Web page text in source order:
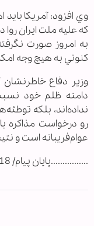
وي افزود: آمريکا
که عليه ملت ايران
به امروز صورت
کنوني به هيچ وجه
وزير دفاع خاطرنشان
دامنه ظلم خود
نداده‌‌اند، بلکه
رو درخواست مذاکره
عوام‌فريبانه است و
................پایان پیام/ 218